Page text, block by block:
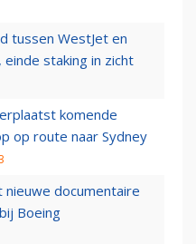
tussen WestJet en
staking in zicht
komende
op route naar Sydney
documentaire
Boeing